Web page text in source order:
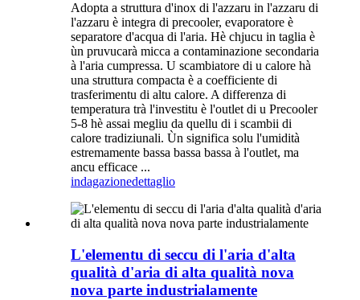
Adopta a struttura d'inox di l'azzaru in l'azzaru di
l'azzaru è integra di precooler, evaporatore è
separatore d'acqua di l'aria. Hè chjucu in taglia è
ùn pruvucarà micca a contaminazione secondaria
à l'aria cumpressa. U scambiatore di u calore hà
una struttura compacta è a coefficiente di
trasferimentu di altu calore. A differenza di
temperatura trà l'investitu è ​​l'outlet di u Precooler
5-8 hè assai megliu da quellu di i scambii di
calore tradiziunali. Ùn significa solu l'umidità
estremamente bassa bassa bassa à l'outlet, ma
ancu efficace ...
indagazionedettaglio
L'elementu di seccu di l'aria d'alta
qualità d'aria di alta qualità nova
nova parte industrialamente